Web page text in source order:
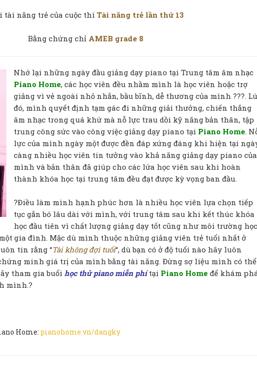
tài năng trẻ của cuộc thiTài năng trẻ lần thứ 13
Bằng chứng chỉ AMEB grade 8
Nhớ lại những ngày đầu giảng dạy piano tại Trung tâm âm nhạc
Piano Home, các học viên đều nhầm mình là học viên hoặc trợ
giảng vì vẻ ngoài nhỏ nhắn, bầu bĩnh, dễ thương của mình ???.
đó, mình quyết định tạm gác đi những giải thưởng, chiến thắng
âm nhạc trong quá khứ mà nỗ lực trau dồi kỹ năng bản thân, tập
trung công sức vào công việc giảng dạy piano tại Piano Home.
lực của mình ngày một được đền đáp xứng đáng khi hiện tại
càng nhiều học viên tin tưởng vào khả năng giảng dạy piano của
mình và bản thân đã giúp cho các lứa học viên sau khi hoàn
thành khóa học tại trung tâm đều đạt được kỳ vọng ban đầu.
?Điều làm mình hạnh phúc hơn là nhiều học viên lựa chọn tiếp
tục gắn bó lâu dài với mình, với trung tâm sau khi kết thúc khóa
học đầu tiên vì chất lượng giảng dạy tốt cũng như môi trường học
gia đình. Mặc dù mình thuộc những giảng viên trẻ tuổi nhất ở
tin rằng “Tài không đợi tuổi“, dù bạn có ở độ tuổi nào hãy luôn
minh giá trị của mình bằng tài năng. Đừng sợ liệu mình có thể
tham gia buổi học thử piano miễn phí tại Piano Home để khám
mình.?
Home: pianohome.vn/dangky